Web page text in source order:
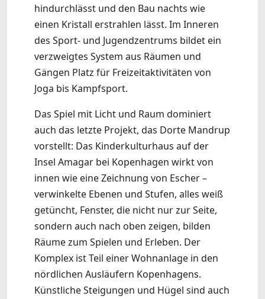
hindurchlässt und den Bau nachts wie
einen Kristall erstrahlen lässt. Im Inneren
des Sport- und Jugendzentrums bildet ein
verzweigtes System aus Räumen und
Gängen Platz für Freizeitaktivitäten von
Joga bis Kampfsport.
Das Spiel mit Licht und Raum dominiert
auch das letzte Projekt, das Dorte Mandrup
vorstellt: Das Kinderkulturhaus auf der
Insel Amagar bei Kopenhagen wirkt von
innen wie eine Zeichnung von Escher –
verwinkelte Ebenen und Stufen, alles weiß
getüncht, Fenster, die nicht nur zur Seite,
sondern auch nach oben zeigen, bilden
Räume zum Spielen und Erleben. Der
Komplex ist Teil einer Wohnanlage in den
nördlichen Ausläufern Kopenhagens.
Künstliche Steigungen und Hügel sind auch